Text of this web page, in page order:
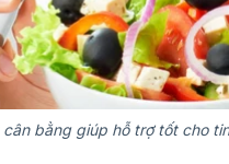
cân bằng giúp hỗ trợ tốt cho